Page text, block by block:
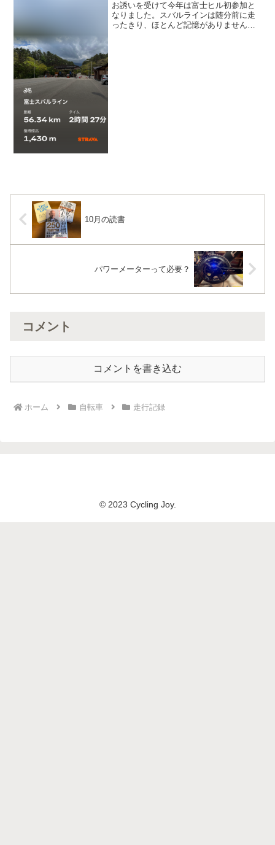
お誘いを受けて今年は富士ヒル初参加と
なりました。スバルラインは随分前に走
ったきり、ほとんど記憶がありません。
10月の読書
パワーメーターって必要？
コメント
コメントを書き込む
ホーム 自転車 走行記録
© 2023 Cycling Joy.